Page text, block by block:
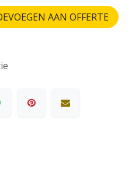
AAN OFFERTE